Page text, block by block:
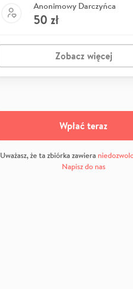
Anonimowy Darczyńca
50 zł
Zobacz więcej
Wpłać teraz
Uważasz, że ta zbiórka zawiera
Napisz do nas